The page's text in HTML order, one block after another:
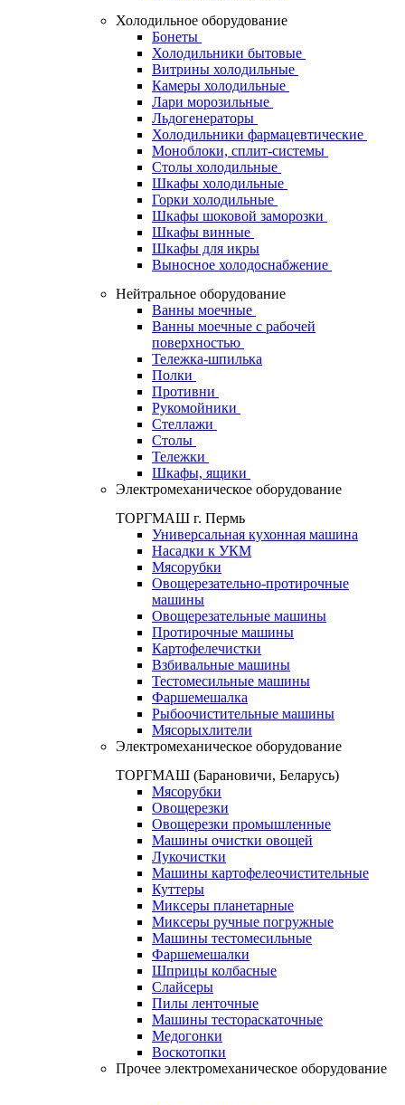
Холодильное оборудование
Бонеты
Холодильники бытовые
Витрины холодильные
Камеры холодильные
Лари морозильные
Льдогенераторы
Холодильники фармацевтические
Моноблоки, сплит-системы
Столы холодильные
Шкафы холодильные
Горки холодильные
Шкафы шоковой заморозки
Шкафы винные
Шкафы для икры
Выносное холодоснабжение
Нейтральное оборудование
Ванны моечные
Ванны моечные с рабочей
поверхностью
Тележка-шпилька
Полки
Противни
Рукомойники
Стеллажи
Столы
Тележки
Шкафы, ящики
Электромеханическое оборудование
ТОРГМАШ г. Пермь
Универсальная кухонная машина
Насадки к УКМ
Мясорубки
Овощерезательно-протирочные
машины
Овощерезательные машины
Протирочные машины
Картофелечистки
Взбивальные машины
Тестомесильные машины
Фаршемешалка
Рыбоочистительные машины
Мясорыхлители
Электромеханическое оборудование
ТОРГМАШ (Барановичи, Беларусь)
Мясорубки
Овощерезки
Овощерезки промышленные
Машины очистки овощей
Лукочистки
Машины картофелеочистительные
Куттеры
Миксеры планетарные
Миксеры ручные погружные
Машины тестомесильные
Фаршемешалки
Шприцы колбасные
Слайсеры
Пилы ленточные
Машины тестораскаточные
Медогонки
Воскотопки
Прочее электромеханическое оборудование